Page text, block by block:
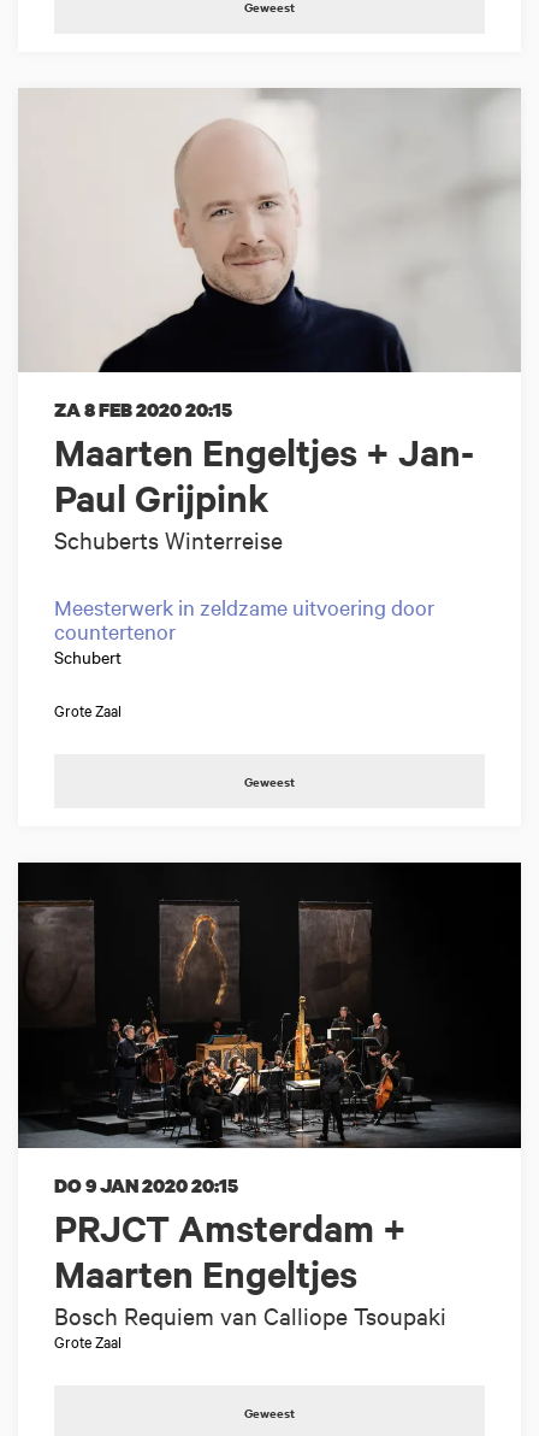
Geweest
Maarten Engeltjes + Jan-
Paul Grijpink
Schuberts Winterreise
ZA 8 FEB 202020:15
Meesterwerk in zeldzame uitvoering door
countertenor
Schubert
Grote Zaal
Geweest
PRJCT Amsterdam +
Maarten Engeltjes
Bosch Requiem van Calliope Tsoupaki
DO 9 JAN 202020:15
Grote Zaal
Geweest